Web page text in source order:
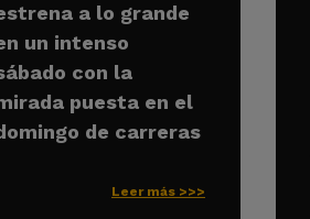
a lo grande
un intenso
con la
puesta en el
de carreras
Leer más >>>